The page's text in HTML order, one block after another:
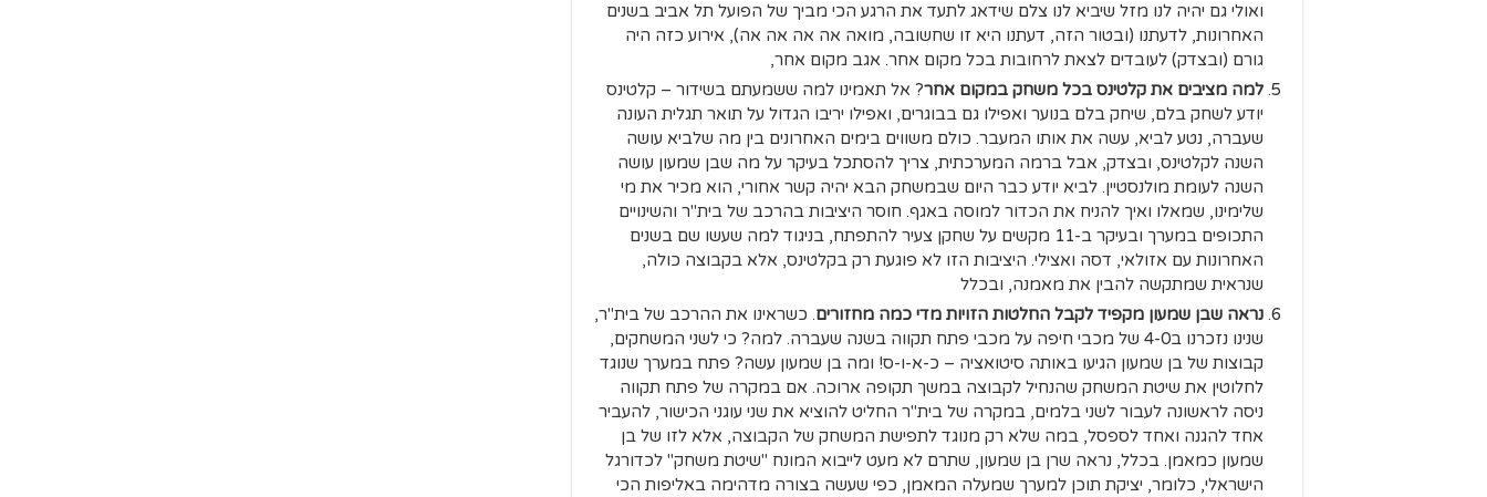
ואולי גם יהיה לנו מזל שיביא לנו צלם שידאג לתעד את הרגע הכי מביך של הפועל תל אביב בשנים
האחרונות, לדעתנו (ובטור הזה, דעתנו היא זו שחשובה, מואה אה אה אה אה), אירוע כזה היה
גורם (ובצדק) לעובדים לצאת לרחובות בכל מקום אחר. אגב מקום אחר,
למה מציבים את קלטינס בכל משחק במקום אחר? אל תאמינו למה ששמעתם בשידור – קלטינס
יודע לשחק בלם, שיחק בלם בנוער ואפילו גם בבוגרים, ואפילו יריבו הגדול על תואר תגלית העונה
שעברה, נטע לביא, עשה את אותו המעבר. כולם משווים בימים האחרונים בין מה שלביא עושה
השנה לקלטינס, ובצדק, אבל ברמה המערכתית, צריך להסתכל בעיקר על מה שבן שמעון עושה
השנה לעומת מולנסטיין. לביא יודע כבר היום שבמשחק הבא יהיה קשר אחורי, הוא מכיר את מי
שלימינו, שמאלו ואיך להניח את הכדור למוסה באגף. חוסר היציבות בהרכב של בית"ר והשינויים
התכופים במערך ובעיקר ב-11 מקשים על שחקן צעיר להתפתח, בניגוד למה שעשו שם בשנים
האחרונות עם אזולאי, דסה ואצילי. היציבות הזו לא פוגעת רק בקלטינס, אלא בקבוצה כולה,
שנראית שמתקשה להבין את מאמנה, ובכלל
נראה שבן שמעון מקפיד לקבל החלטות הזויות מדי כמה מחזורים. כשראינו את ההרכב של בית"ר,
שנינו נזכרנו ב4-0 של מכבי חיפה על מכבי פתח תקווה בשנה שעברה. למה? כי לשני המשחקים,
קבוצות של בן שמעון הגיעו באותה סיטואציה – כ-א-ו-ס! ומה בן שמעון עשה? פתח במערך שנוגד
לחלוטין את שיטת המשחק שהנחיל לקבוצה במשך תקופה ארוכה. אם במקרה של פתח תקווה
ניסה לראשונה לעבור לשני בלמים, במקרה של בית"ר החליט להוציא את שני עוגני הכישור, להעביר
אחד להגנה ואחד לספסל, במה שלא רק מנוגד לתפישת המשחק של הקבוצה, אלא לזו של בן
שמעון כמאמן. בכלל, נראה שרן בן שמעון, שתרם לא מעט לייבוא המונח "שיטת משחק" לכדורגל
הישראלי, כלומר, יציקת תוכן למערך שמעלה המאמן, כפי שעשה בצורה מדהימה באליפות הכי